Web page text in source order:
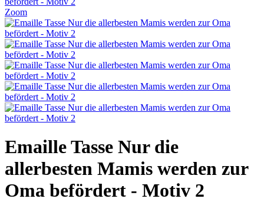
Zoom
Emaille Tasse Nur die
allerbesten Mamis werden zur
Oma befördert - Motiv 2